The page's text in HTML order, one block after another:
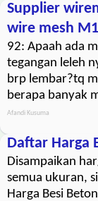
Supplier
wire mesh
92: Apaah ada
tegangan leleh
brp lembar?tq
berapa banyak
Afandi Kusuma
Daftar Harga
Disampaikan
semua ukuran,
Harga Besi